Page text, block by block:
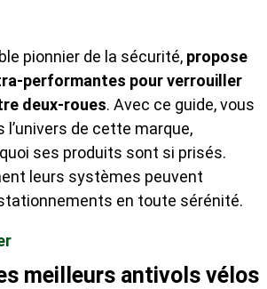
pionnier de la sécurité, propose
performantes pour verrouiller
deux-roues. Avec ce guide, vous
l’univers de cette marque,
ses produits sont si prisés.
leurs systèmes peuvent
en toute sérénité.
meilleurs antivols vélos